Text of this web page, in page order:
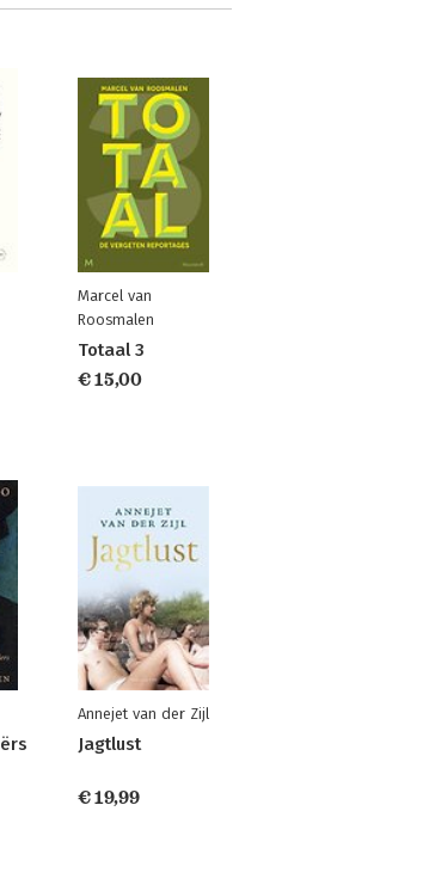
Marcel van
Roosmalen
Totaal 3
€ 15,00
Annejet van der Zijl
Jagtlust
€ 19,99